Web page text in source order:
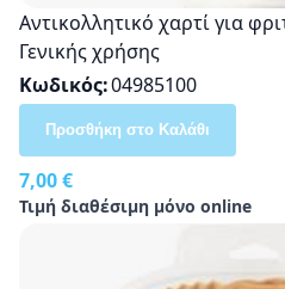
Αντικολλητικό χαρτί για
Γενικής χρήσης
Κωδικός 04985100
7,00 €
Τιμή διαθέσιμη μόνο online
Προσθήκη στο Καλάθι